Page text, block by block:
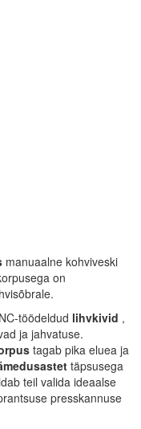
manuaalne kohviveski
on
töödeldud lihvkivid ,
ja jahvatuse.
tagab pika eluea ja
täpsusega
teil valida ideaalse
presskannuse